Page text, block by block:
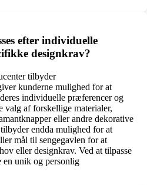
efter individuelle
designkrav?
tilbyder
kunderne mulighed for at
individuelle præferencer og
valg af forskellige materialer,
eller andre dekorative
endda mulighed for at
mål til sengegavlen for at
eller designkrav. Ved at tilpasse
en unik og personlig